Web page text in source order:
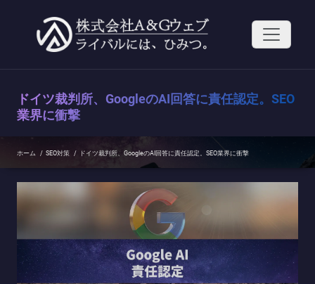
へ
ドイツ裁判所、GoogleのAI回答に責任認定。SEO
業界に衝撃
ホーム / SEO対策 / ドイツ裁判所、GoogleのAI回答に責任認定。SEO業界に衝撃